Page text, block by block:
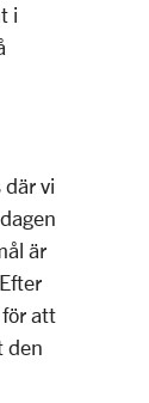
i
vi
är
att
den